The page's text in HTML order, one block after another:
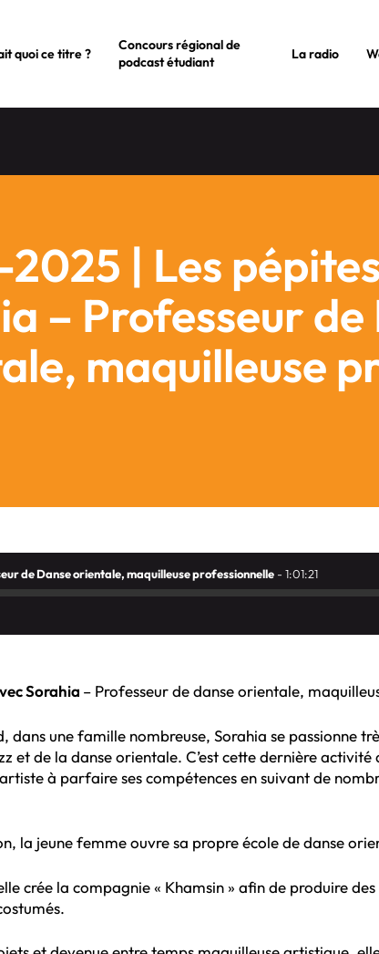
quoi ce titre ?
Concours régional de
podcast étudiant
La radio
| Les pépites
– Professeur de
maquilleuse
de Danse orientale, maquilleuse professionnelle - 1:01:21
Sorahia – Professeur de danse orientale,
dans une famille nombreuse, Sorahia se passionne
et de la danse orientale. C’est cette dernière
à parfaire ses compétences en suivant de
la jeune femme ouvre sa propre école de danse
crée la compagnie « Khamsin » afin de produire